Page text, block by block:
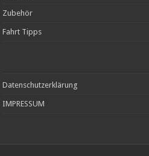
Zubehör
Fahrt Tipps
Datenschutzerklärung
IMPRESSUM